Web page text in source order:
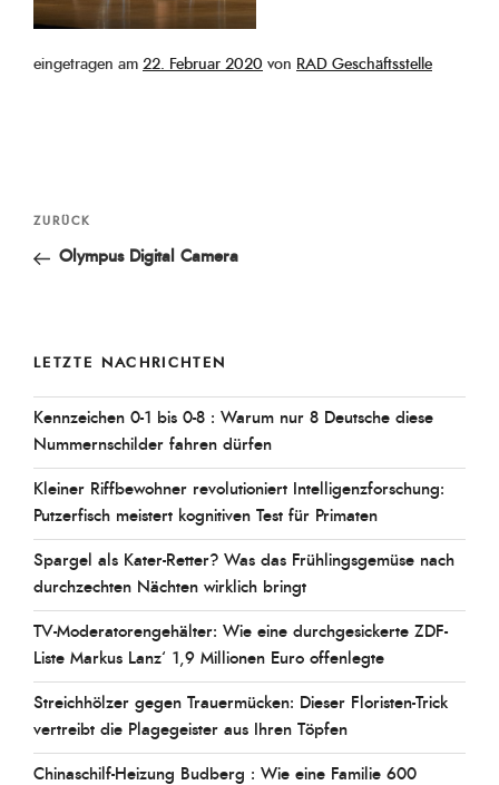
eingetragen am Veröffentlicht
22. Februar 2020 von RAD Geschäftsstelle
Beitragsnavigation
Vorheriger
Beitrag
ZURÜCK
Olympus Digital Camera
LETZTE NACHRICHTEN
Kennzeichen 0-1 bis 0-8 : Warum nur 8 Deutsche diese
Nummernschilder fahren dürfen
Kleiner Riffbewohner revolutioniert Intelligenzforschung:
Putzerfisch meistert kognitiven Test für Primaten
Spargel als Kater-Retter? Was das Frühlingsgemüse nach
durchzechten Nächten wirklich bringt
TV-Moderatorengehälter: Wie eine durchgesickerte ZDF-
Liste Markus Lanz‘ 1,9 Millionen Euro offenlegte
Streichhölzer gegen Trauermücken: Dieser Floristen-Trick
vertreibt die Plagegeister aus Ihren Töpfen
Chinaschilf-Heizung Budberg : Wie eine Familie 600